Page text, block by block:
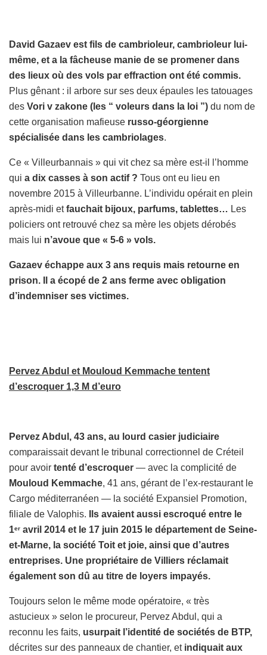
David Gazaev est fils de cambrioleur, cambrioleur lui-
même, et a la fâcheuse manie de se promener dans
des lieux où des vols par effraction ont été commis.
Plus gênant : il arbore sur ses deux épaules les tatouages
des Vori v zakone (les “ voleurs dans la loi ”) du nom de
cette organisation mafieuse russo-géorgienne
spécialisée dans les cambriolages.
Ce « Villeurbannais » qui vit chez sa mère est-il l’homme
qui a dix casses à son actif ? Tous ont eu lieu en
novembre 2015 à Villeurbanne. L’individu opérait en plein
après-midi etfauchait bijoux, parfums, tablettes… Les
policiers ont retrouvé chez sa mère les objets dérobés
mais lui n’avoue que « 5-6 » vols.
Gazaev échappe aux 3 ans requis mais retourne en
prison. Il a écopé de 2 ans ferme avec obligation
d’indemniser ses victimes.
Pervez Abdul et Mouloud Kemmache tentent
d’escroquer 1,3 M d’euro
Pervez Abdul, 43 ans, au lourd casier judiciaire
comparaissait devant le tribunal correctionnel de Créteil
pour avoir tenté d’escroquer — avec la complicité de
Mouloud Kemmache, 41 ans, gérant de l’ex-restaurant le
Cargo méditerranéen — la société Expansiel Promotion,
filiale de Valophis.
Ils avaient aussi escroqué entre le
1er avril 2014 et le 17 juin 2015 le département de Seine-
et-Marne, la société Toit et joie, ainsi que d’autres
entreprises. Une propriétaire de Villiers réclamait
également son dû au titre de loyers impayés.
Toujours selon le même mode opératoire, « très
astucieux » selon le procureur, Pervez Abdul, qui a
reconnu les faits, usurpait l’identité de sociétés de BTP,
décrites sur des panneaux de chantier, et indiquait aux